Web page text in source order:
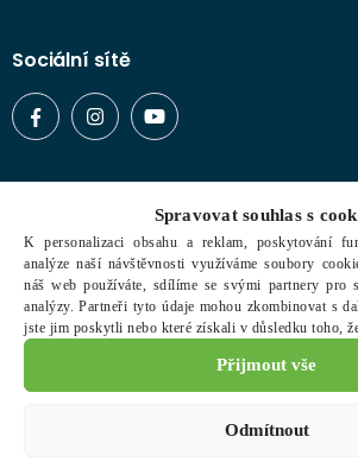
Sociální sítě
Typy zboží
Doprava a platba
Obchodní podmínky
Ochrana osobních údajů
Spravovat souhlas s
K personalizaci obsahu a reklam, poskytování
analýze naší návštěvnosti využíváme soubory
náš web používáte, sdílíme se svými partnery pro
analýzy. Partneři tyto údaje mohou zkombinovat s
jste jim poskytli nebo které získali v důsledku toho,
Přijmout vše
Odmítnout